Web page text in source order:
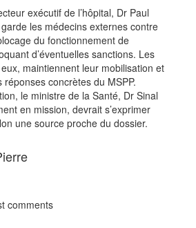
exécutif de l’hôpital, Dr Paul
les médecins externes contre
du fonctionnement de
d’éventuelles sanctions. Les
maintiennent leur mobilisation et
concrètes du MSPP.
le ministre de la Santé, Dr Sinal
en mission, devrait s’exprimer
une source proche du dossier.
comments